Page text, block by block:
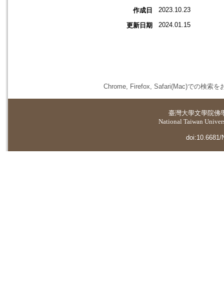
作成日 2023.10.23
更新日期 2024.01.15
Chrome, Firefox, Safari(Mac)での検索を
臺灣大學文學院佛
National Taiwan
doi:10.6681/